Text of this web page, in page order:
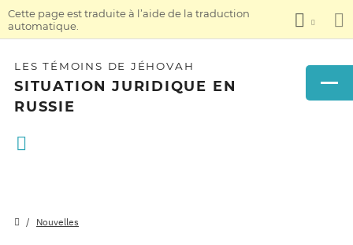
Cette page est traduite à l’aide de la traduction
automatique.
LES TÉMOINS DE JÉHOVAH
SITUATION JURIDIQUE EN
RUSSIE
Nouvelles